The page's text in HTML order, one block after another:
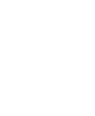
דמקה.
מעל